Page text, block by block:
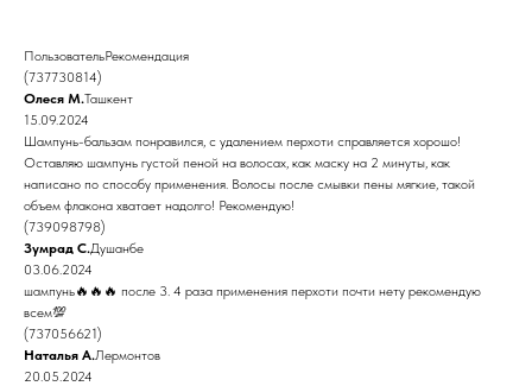
ПользовательРекомендация
(737730814)
Олеся М.Ташкент
15.09.2024
Шампунь-бальзам понравился, с удалением перхоти справляется хорошо!
Оставляю шампунь густой пеной на волосах, как маску на 2 минуты, как
написано по способу применения. Волосы после смывки пены мягкие, такой
объем флакона хватает надолго! Рекомендую!
(739098798)
Зумрад С.Душанбе
03.06.2024
шампунь🔥🔥🔥 после 3. 4 раза применения перхоти почти нету рекомендую
всем💯
(737056621)
Наталья А.Лермонтов
20.05.2024